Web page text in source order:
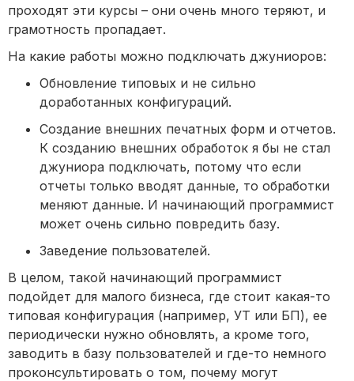
проходят эти курсы – они очень много теряют, и
грамотность пропадает.
На какие работы можно подключать джуниоров:
Обновление типовых и не сильно
доработанных конфигураций.
Создание внешних печатных форм и отчетов.
К созданию внешних обработок я бы не стал
джуниора подключать, потому что если
отчеты только вводят данные, то обработки
меняют данные. И начинающий программист
может очень сильно повредить базу.
Заведение пользователей.
В целом, такой начинающий программист
подойдет для малого бизнеса, где стоит какая-то
типовая конфигурация (например, УТ или БП), ее
периодически нужно обновлять, а кроме того,
заводить в базу пользователей и где-то немного
проконсультировать о том, почему могут